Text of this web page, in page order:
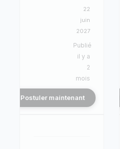
22
juin
2027
Publié
il y a
2
mois
Postuler maintenant